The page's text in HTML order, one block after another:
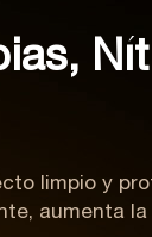
limpio y
aumenta